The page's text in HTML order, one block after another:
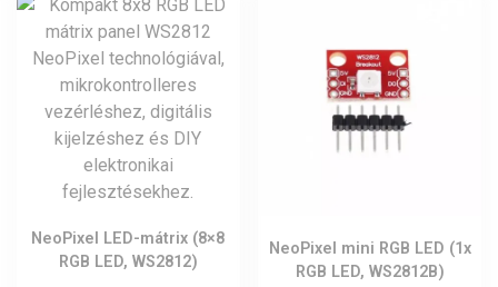
NeoPixel LED-mátrix (8×8
RGB LED, WS2812)
NeoPixel mini RGB LED (1x
RGB LED, WS2812B)